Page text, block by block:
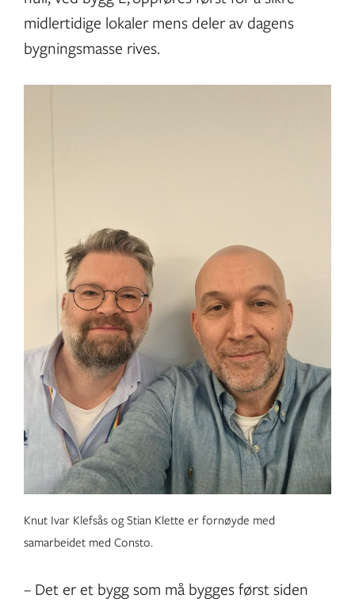
midlertidige lokaler mens deler av dagens
bygningsmasse rives.
Knut Ivar Klefsås og Stian Klette er fornøyde med
samarbeidet med Consto.
– Det er et bygg som må bygges først siden